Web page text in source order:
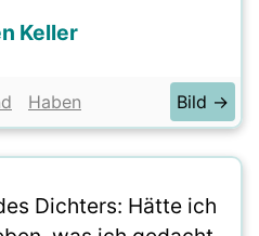
Keller
Haben Bild →
Dichters: Hätte ich